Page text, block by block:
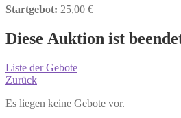
Startgebot: 25,00 €
Diese Auktion ist
Liste der Gebote
Zurück
Es liegen keine Gebote vor.